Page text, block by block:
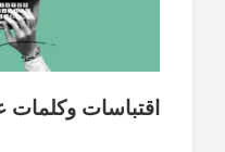
اقتباسات وكلمات